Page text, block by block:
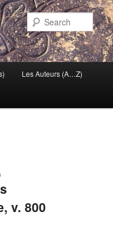
Les Auteurs (A…Z)
v. 800